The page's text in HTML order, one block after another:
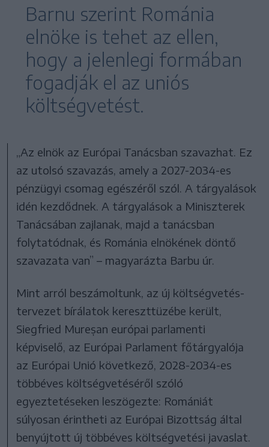
Barnu szerint Románia
elnöke is tehet az ellen,
hogy a jelenlegi formában
fogadják el az uniós
költségvetést.
„Az elnök az Európai Tanácsban szavazhat. Ez
az utolsó szavazás, amely a 2027-2034-es
pénzügyi csomag egészéről szól. A tárgyalások
idén kezdődnek. A tárgyalások a Miniszterek
Tanácsában zajlanak, majd a tanácsban
folytatódnak, és Románia elnökének döntő
szavazata van” – magyarázta Barbu úr.
Mint arról beszámoltunk, az új költségvetés-
tervezet bírálatok kereszttüzébe került,
Siegfried Mureșan európai parlamenti
képviselő, az Európai Parlament főtárgyalója
az Európai Unió következő, 2028-2034-es
többéves költségvetéséről szóló
egyeztetéseken leszögezte: Romániát
súlyosan érintheti az Európai Bizottság által
benyújtott új többéves költségvetési javaslat.